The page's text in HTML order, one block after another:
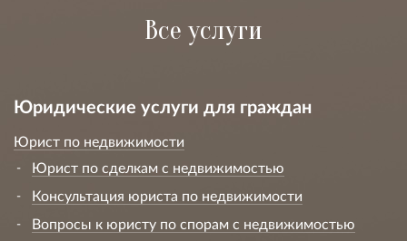
Все услуги
Юридические услуги для граждан
Юрист по недвижимости
Юрист по сделкам с недвижимостью
Консультация юриста по недвижимости
Вопросы к юристу по спорам с недвижимостью